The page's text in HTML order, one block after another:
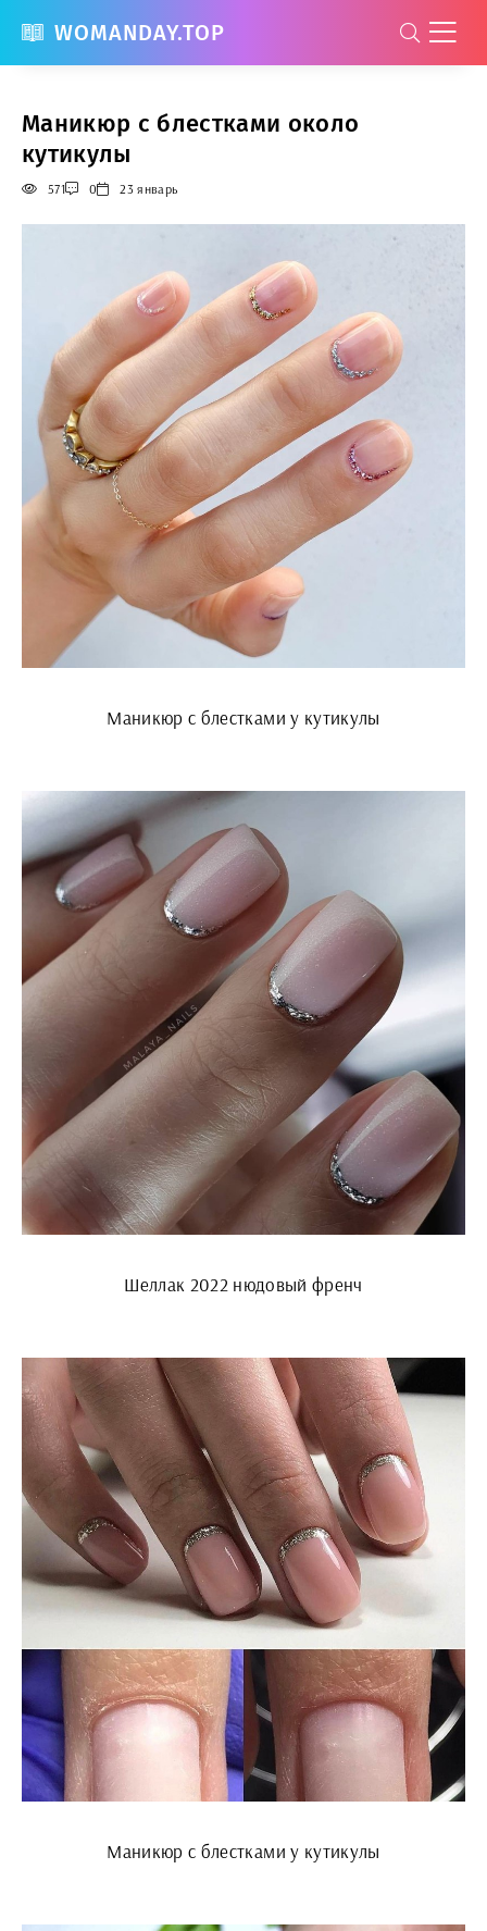
WOMANDAY.TOP
Маникюр с блестками около
кутикулы
571 0 23 январь
Маникюр с блестками у кутикулы
Шеллак 2022 нюдовый френч
Маникюр с блестками у кутикулы